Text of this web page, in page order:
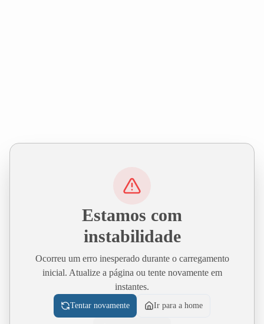
Estamos com
instabilidade
Ocorreu um erro inesperado durante o carregamento
inicial. Atualize a página ou tente novamente em
instantes.
Tentar novamente Ir para a home